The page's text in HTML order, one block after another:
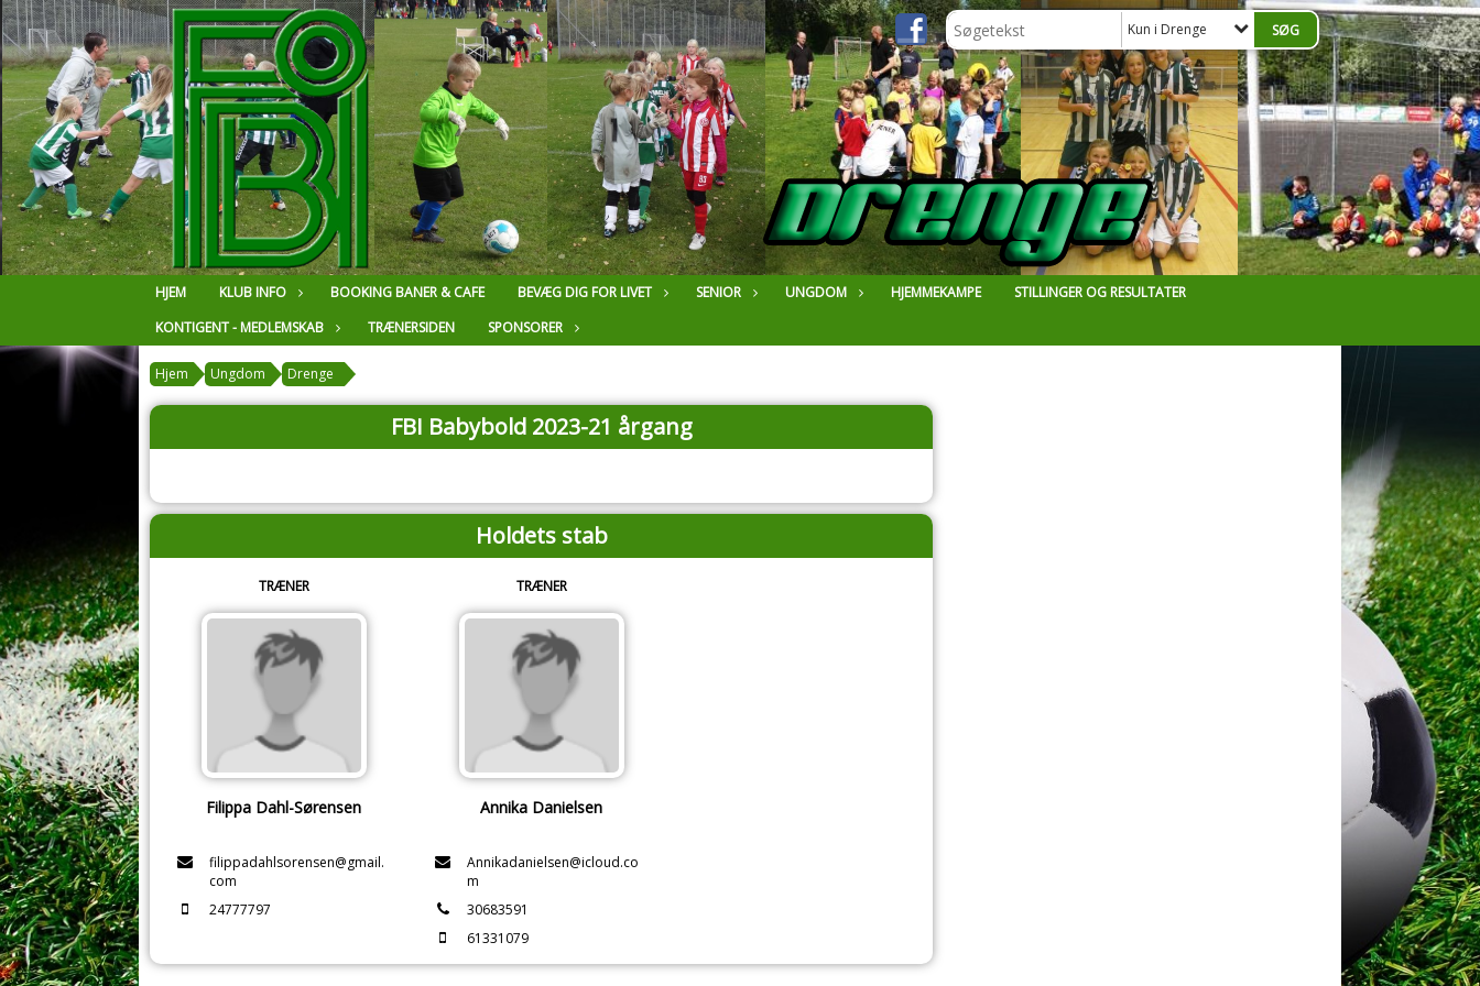
Kun i Drenge
HJEM KLUB INFO BOOKING BANER & CAFE BEVÆG DIG FOR LIVET SENIOR UNGDOM HJEMMEKAMPE
STILLINGER OG RESULTATER
KONTIGENT - MEDLEMSKAB
TRÆNERSIDEN SPONSORER
Hjem Ungdom Drenge
FBI Babybold 2023-21 årgang
Holdets stab
TRÆNER
Filippa Dahl-Sørensen
filippadahlsorensen@gmail.
com
24777797
TRÆNER
Annika Danielsen
Annikadanielsen@icloud.co
m
30683591
61331079